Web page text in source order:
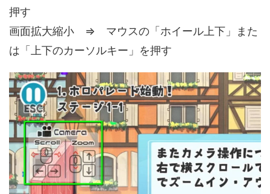
押す
画面拡大縮小 ⇒ マウスの「ホイール上下」また
は「上下のカーソルキー」を押す